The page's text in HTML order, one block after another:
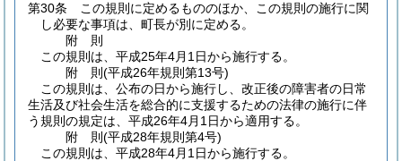
第30条
この規則に定めるもののほか、この規則の施行に関
し必要な事項は、町長が別に定める。
附 則
この規則は、平成25年4月1日から施行する。
附 則(平成26年規則第13号)
この規則は、公布の日から施行し、改正後の障害者の日常
生活及び社会生活を総合的に支援するための法律の施行に伴
う規則の規定は、平成26年4月1日から適用する。
附 則(平成28年規則第4号)
この規則は、平成28年4月1日から施行する。